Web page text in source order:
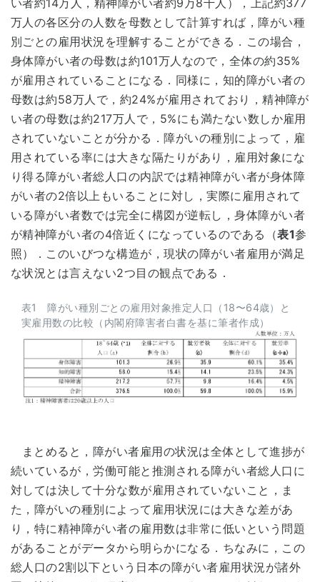
い者約14万人，精神障がい者約9万8千人），上記約377
万人の各区分の人数を母数として計算すれば，障がい種
別ごとの雇用状況を理解することができる．この場合，
身体障がい者の母数は約101万人なので，全体の約35%
が雇用されていることになる．同様に，知的障がい者の
母数は約58万人で，約24%が雇用されており，精神障が
い者の母数は約217万人で，5%にも満たない数しか雇用
されていないことが分かる．障がいの種別によって，雇
用されている率には大きな隔たりがあり，雇用対象にな
り得る障がい者総人口の内訳では精神障がい者が身体障
がい者の2倍以上もいることに対し，実際に雇用されて
いる障がい者数では完全に構図が逆転し，身体障がい者
が精神障がい者の4倍近くになっているのである（表1参
照）．このいびつな構造が，現状の障がい者雇用が満足
な状況とは言えない2つ目の観点である．
表1 障がい種別ごとの雇用対象推定人口（18〜64歳）と
実雇用数の比較（内閣府障害者白書を基に筆者作成）
まとめると，障がい者雇用の状況は全体として進捗が
続いているが，労働可能と推測される障がい者総人口に
対しては決して十分な数が雇用されていないこと，ま
た，障がいの種別によって雇用状況には大きな差があ
り，特に精神障がい者の雇用数は非常に低いという問題
があることがデータから明らかになる．ちなみに，この
総人口の2割以下という日本の障がい者雇用状況が諸外